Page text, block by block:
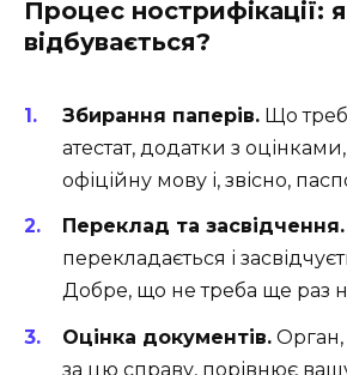
Процес нострифікації:
відбувається?
Збирання паперів. Що
атестат, додатки з
офіційну мову і, звісно,
Переклад та засвідчення.
перекладається і
Добре, що не треба ще раз
Оцінка документів. Орган,
за цю справу, порівнює